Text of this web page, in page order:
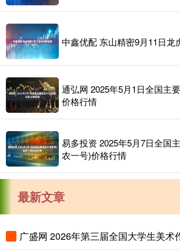
中鑫优配 东山精密9月11日龙
通弘网 2025年5月1日全国主
价格行情
易多投资 2025年5月7日全国
农一号)价格行情
最新文章